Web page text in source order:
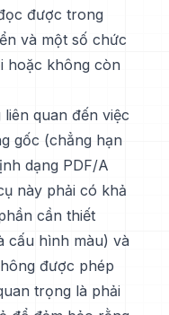
được trong
và một số chức
hoặc không còn
quan đến việc
gốc (chẳng hạn
dạng PDF/A
này phải có khả
cần thiết
cấu hình màu) và
được phép
trọng là phải